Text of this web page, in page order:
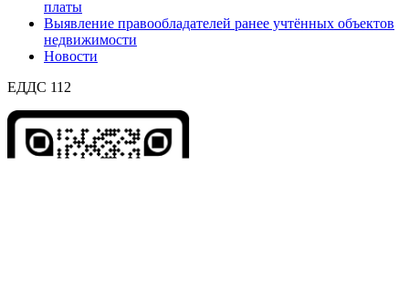
платы
Выявление правообладателей ранее учтённых объектов
недвижимости
Новости
ЕДДС 112